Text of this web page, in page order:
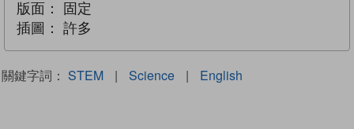
版面：
固定
插圖：
許多
關鍵字詞： STEM | Science | English